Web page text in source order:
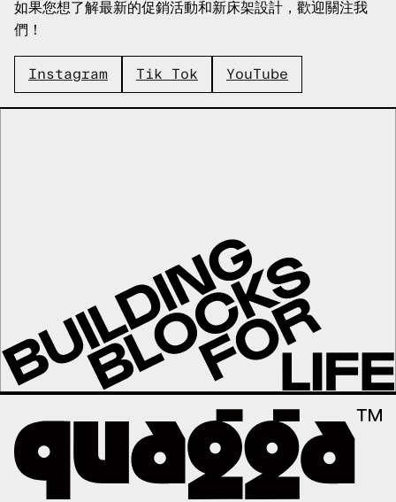
如果您想了解最新的促銷活動和新床架設計，歡迎關注我
們！
Instagram Tik Tok YouTube